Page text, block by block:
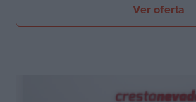
Ver oferta